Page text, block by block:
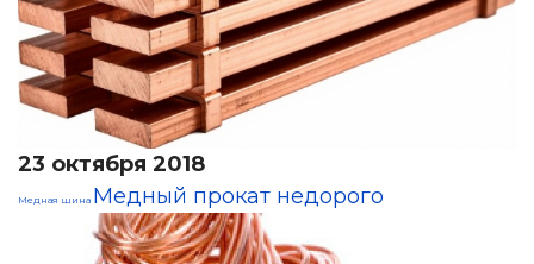
23 октября 2018
Медная шина Медный прокат недорого